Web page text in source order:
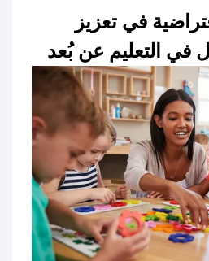
في تعزيز
في التعليم عن بُعد